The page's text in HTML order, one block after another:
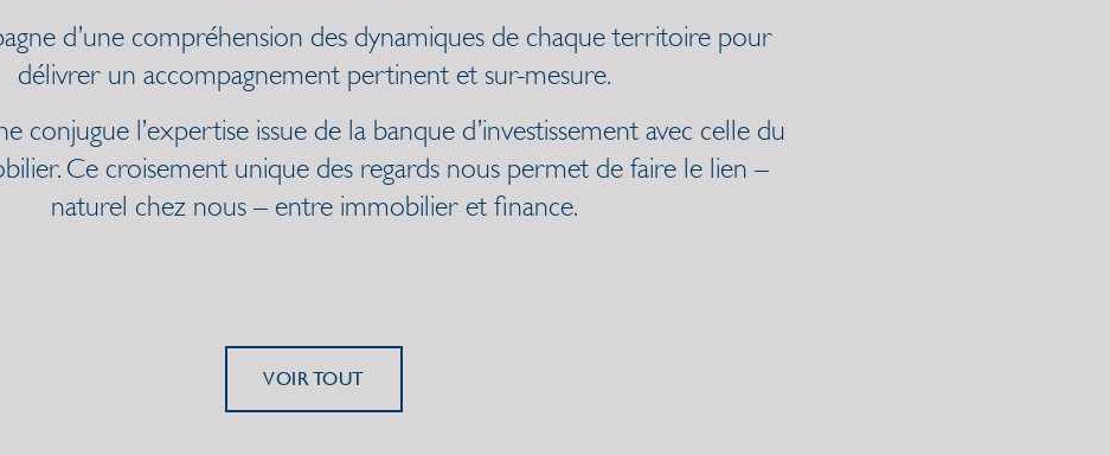
d’une compréhension des dynamiques de chaque territoire pour
délivrer un accompagnement pertinent et sur-mesure.
conjugue l’expertise issue de la banque d’investissement avec celle du
Ce croisement unique des regards nous permet de faire le lien –
naturel chez nous – entre immobilier et finance.
VOIR TOUT